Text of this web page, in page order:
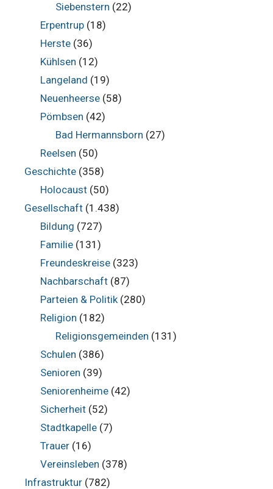
Siebenstern (22)
Erpentrup(18)
Herste(36)
Kühlsen (12)
Langeland (19)
Neuenheerse(58)
Pömbsen (42)
Bad Hermannsborn (27)
Reelsen (50)
Geschichte (358)
Holocaust(50)
Gesellschaft (1.438)
Bildung (727)
Familie(131)
Freundeskreise(323)
Nachbarschaft(87)
Parteien & Politik(280)
Religion (182)
Religionsgemeinden (131)
Schulen (386)
Senioren (39)
Seniorenheime(42)
Sicherheit(52)
Stadtkapelle(7)
Trauer(16)
Vereinsleben (378)
Infrastruktur (782)